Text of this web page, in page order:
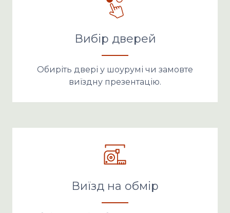
Вибір дверей
Обиріть двері у шоурумі чи замовте
виїздну презентацію.
Виїзд на обмір